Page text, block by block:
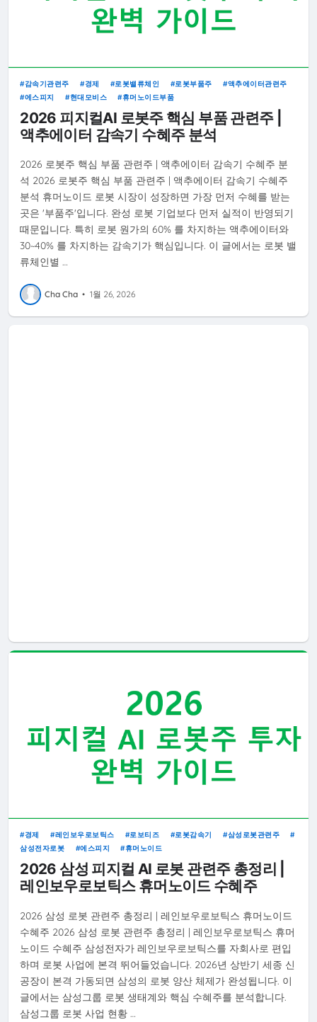
감속기관련주 경제 로봇밸류체인 로봇부품주
액추에이터관련주
에스피지
현대모비스 휴머노이드부품
2026 피지컬AI 로봇주 핵심 부품 관련주 |
액추에이터 감속기 수혜주 분석
2026 로봇주 핵심 부품 관련주 | 액추에이터 감속기 수혜주 분
석 2026 로봇주 핵심 부품 관련주 | 액추에이터 감속기 수혜주
분석 휴머노이드 로봇 시장이 성장하면 가장 먼저 수혜를 받는
곳은 '부품주'입니다. 완성 로봇 기업보다 먼저 실적이 반영되기
때문입니다. 특히 로봇 원가의 60% 를 차지하는 액추에이터와
30~40% 를 차지하는 감속기가 핵심입니다. 이 글에서는 로봇 밸
류체인별 …
Cha Cha • 1월 26, 2026
경제 레인보우로보틱스 로보티즈 로봇감속기
삼성로봇관련주
삼성전자로봇
에스피지 휴머노이드
2026 삼성 피지컬 AI 로봇 관련주 총정리 |
레인보우로보틱스 휴머노이드 수혜주
2026 삼성 로봇 관련주 총정리 | 레인보우로보틱스 휴머노이드
수혜주 2026 삼성 로봇 관련주 총정리 | 레인보우로보틱스 휴머
노이드 수혜주 삼성전자가 레인보우로보틱스를 자회사로 편입
하며 로봇 사업에 본격 뛰어들었습니다. 2026년 상반기 세종 신
공장이 본격 가동되면 삼성의 로봇 양산 체제가 완성됩니다. 이
글에서는 삼성그룹 로봇 생태계와 핵심 수혜주를 분석합니다.
삼성그룹 로봇 사업 현황 …